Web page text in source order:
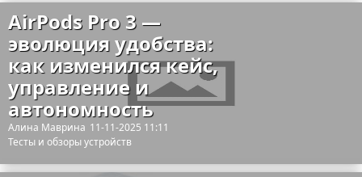
AirPods Pro 3 —
эволюция удобства:
как изменился кейс,
управление и
автономность
Алина Маврина 11-11-2025 11:11
Тесты и обзоры устройств